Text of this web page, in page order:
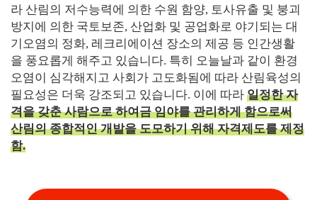
라 산림의 저수능력에 의한 수원 함양, 토사유출 및 붕괴
방지에 의한 국토보존, 산업화 및 공업화로 야기되는 대
기오염의 정화, 레크리에이션 장소의 제공 등 인간생활
을 풍요롭게 해주고 있습니다. 특히 오늘날과 같이 환경
오염이 심각해지고 사회가 고도화됨에 따라 산림육성의
필요성은 더욱 강조되고 있습니다. 이에 따라 일정한 자
격을 갖춘 사람으로 하여금 임야를 관리하게 함으로써
산림의 종합적인 개발을 도모하기 위해 자격제도를 제정
함.